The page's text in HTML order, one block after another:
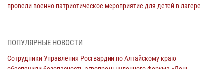
провели военно-патриотическое мероприятие для детей в лагере
акции «Коробка храбрости»
ПОПУЛЯРНЫЕ НОВОСТИ
Сотрудники Управления Росгвардии по Алтайскому краю